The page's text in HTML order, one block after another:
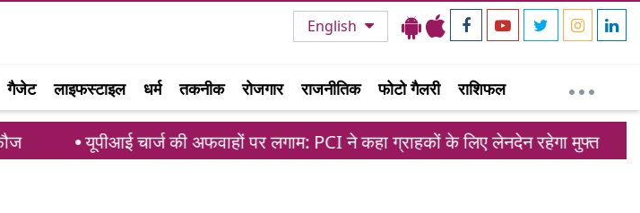
English
गैजेट लाइफस्टाइल धर्म तकनीक रोजगार राजनीतिक फोटो गैलरी राशिफल
यूपीआई चार्ज की अफवाहों पर लगाम: PCI ने कहा ग्राहकों के लिए लेनदेन रहेगा मुफ्त मोहम्मद